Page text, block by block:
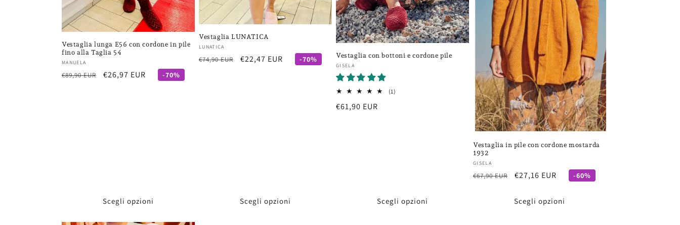
Vestaglia lunga E56 con cordone in pile
fino alla Taglia 54
Fornitore:
MANUELA
Prezzo
€89,90 EUR
Prezzo
€26,97 EUR -70%
Scegli opzioni
Vestaglia LUNATICA
Fornitore:
LUNATICA
Prezzo
€74,90 EUR
Prezzo
€22,47 EUR -70%
Scegli opzioni
Vestaglia con bottoni e cordone pile
Fornitore:
GISELA
(1)
Prezzo
€61,90 EUR
Scegli opzioni
Vestaglia in pile con cordone mostarda
1932
Fornitore:
GISELA
Prezzo
€67,90 EUR
Prezzo
€27,16 EUR -60%
Scegli opzioni